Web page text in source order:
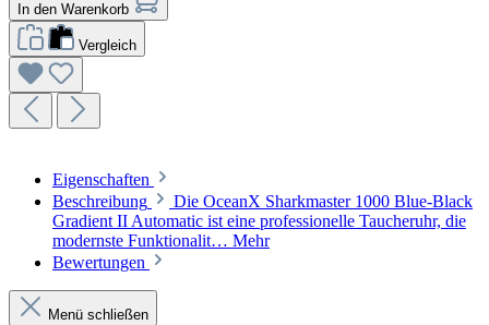
In den Warenkorb
Vergleich
Eigenschaften
Beschreibung
Die OceanX Sharkmaster 1000 Blue-Black
Gradient II Automatic ist eine professionelle Taucheruhr, die
modernste Funktionalit… Mehr
Bewertungen
Menü schließen